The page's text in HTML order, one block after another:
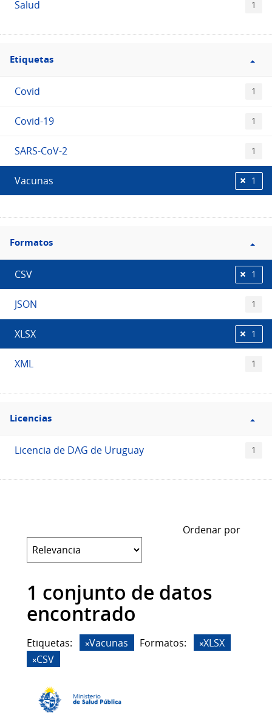
Salud 1
Filtro
Etiquetas
Etiquetas
Covid 1
Covid-19 1
SARS-CoV-2 1
Vacunas 1
Filtro
Formatos
Formatos
CSV 1
JSON 1
XLSX 1
XML 1
Filtro
Licencias
Licencias
Licencia de DAG de Uruguay 1
Ordenar por
1 conjunto de datos
encontrado
Etiquetas: Vacunas Formatos:
XLSX
CSV